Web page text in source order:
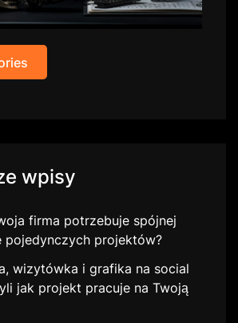
wpisy
firma potrzebuje spójnej
pojedynczych projektów?
wizytówka i grafika na social
jak projekt pracuje na Twoją